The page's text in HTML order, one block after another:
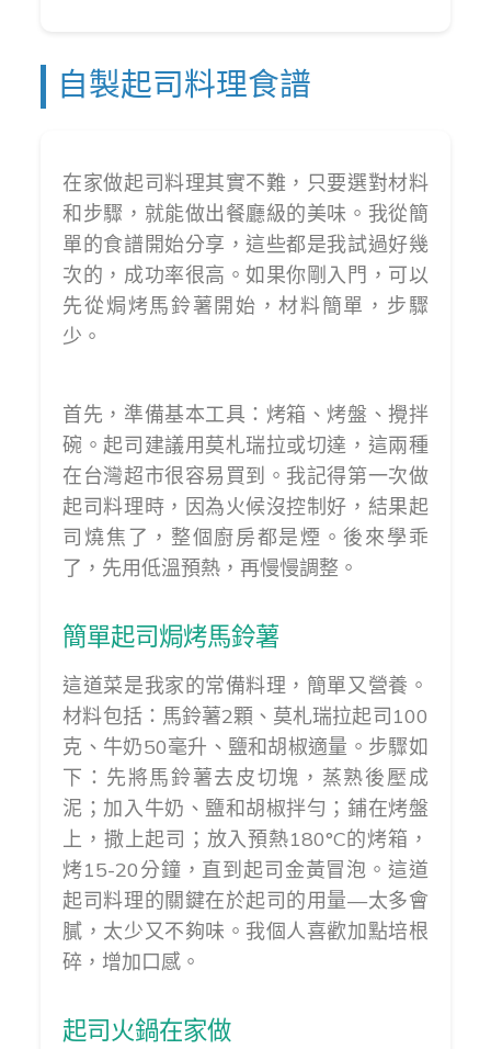
自製起司料理食譜
在家做起司料理其實不難，只要選對材料
和步驟，就能做出餐廳級的美味。我從簡
單的食譜開始分享，這些都是我試過好幾
次的，成功率很高。如果你剛入門，可以
先從焗烤馬鈴薯開始，材料簡單，步驟
少。
首先，準備基本工具：烤箱、烤盤、攪拌
碗。起司建議用莫札瑞拉或切達，這兩種
在台灣超市很容易買到。我記得第一次做
起司料理時，因為火候沒控制好，結果起
司燒焦了，整個廚房都是煙。後來學乖
了，先用低溫預熱，再慢慢調整。
簡單起司焗烤馬鈴薯
這道菜是我家的常備料理，簡單又營養。
材料包括：馬鈴薯2顆、莫札瑞拉起司100
克、牛奶50毫升、鹽和胡椒適量。步驟如
下：先將馬鈴薯去皮切塊，蒸熟後壓成
泥；加入牛奶、鹽和胡椒拌勻；鋪在烤盤
上，撒上起司；放入預熱180°C的烤箱，
烤15-20分鐘，直到起司金黃冒泡。這道
起司料理的關鍵在於起司的用量—太多會
膩，太少又不夠味。我個人喜歡加點培根
碎，增加口感。
起司火鍋在家做